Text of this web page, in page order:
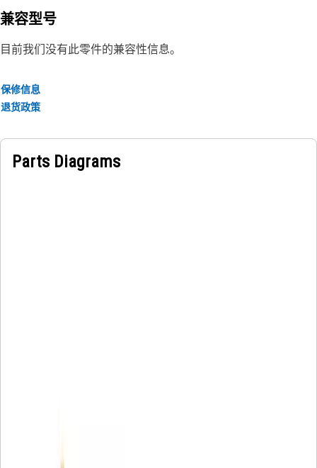
兼容型号
目前我们没有此零件的兼容性信息。
保修信息
退货政策
Parts Diagrams